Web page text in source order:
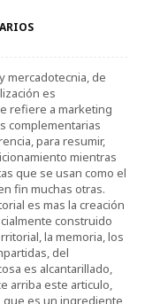
mercadotecnia, de
es
refiere a marketing
complementarias
para resumir,
mientras
que se usan como el
fin muchas otras.
es mas la creación
construido
la memoria, los
del
es alcantarillado,
arriba este articulo,
que es un ingrediente